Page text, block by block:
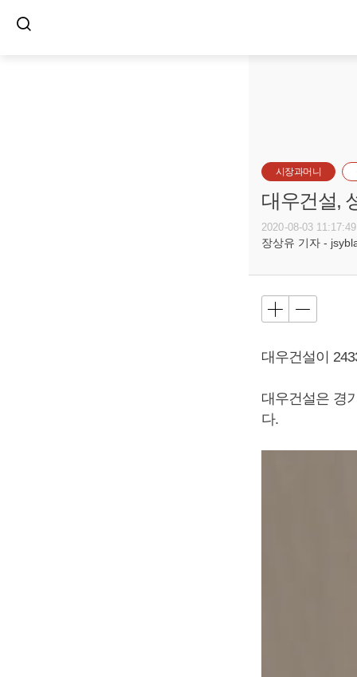
시장과머니
대우건설,
2020-08-03 11:17:49
장상유 기자 -
대우건설이
대우건설은 경
다.